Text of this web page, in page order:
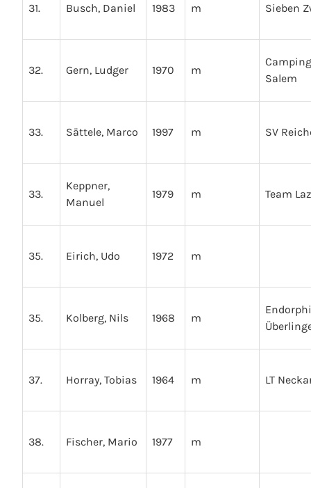
31. Busch, Daniel 1983 m Sieben
32. Gern, Ludger 1970 m
Salem
33. Sättele, Marco 1997 m SV
33.
Keppner,
Manuel
1979 m Team
35. Eirich, Udo 1972 m
35. Kolberg, Nils 1968 m
37. Horray, Tobias 1964 m LT
38. Fischer, Mario 1977 m